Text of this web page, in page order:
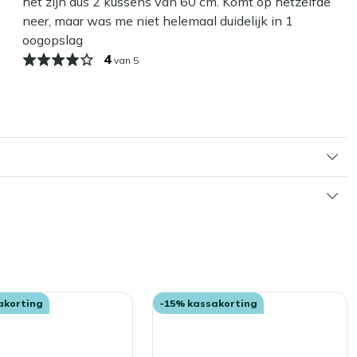
neer, maar was me niet helemaal duidelijk in 1
oogopslag
4 van 5
-15% kassakorting